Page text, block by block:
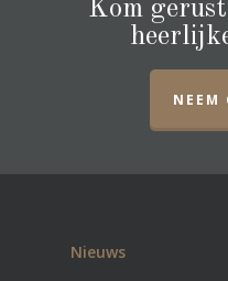
Kom
NEEM
Nieuws